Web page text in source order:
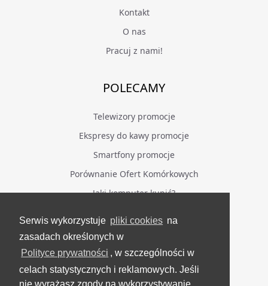
Serwis wykorzystuje pliki cookies na
zasadach określonych w
Polityce prywatności , w szczególności w
celach statystycznych i reklamowych. Jeśli
nie wyrażasz zgody na wykorzystywanie
Kontakt
O nas
Pracuj z nami!
POLECAMY
Telewizory promocje
Ekspresy do kawy promocje
Smartfony promocje
Porównanie Ofert Komórkowych
Jaki komputer kupić?
BĄDŹ NA BIEŻĄCO
Facebook
Grupa Testerzy Videotestów